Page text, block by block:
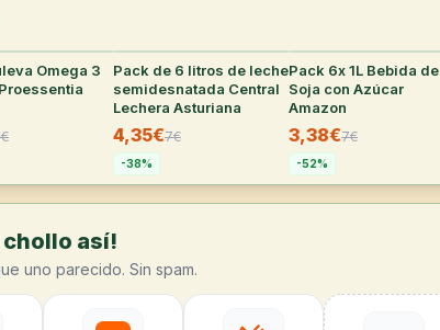
31 °
Omega 3
€
29°
Pack de 6 litros de leche
semidesnatada Central
Lechera Asturiana
4,35€7€
-38%
26
Pack 6x 1L Bebida de
Soja con Azúcar
Amazon
3,38€7€
-52%
chollo así!
uno parecido. Sin spam.